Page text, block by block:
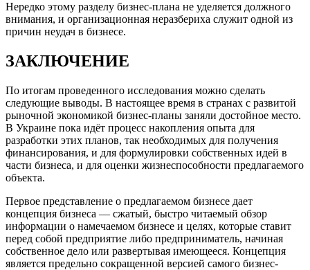
Нередко этому разделу бизнес-плана не уделяется должного
внимания, и организационная неразбериха служит одной из
причин неудач в бизнесе.
ЗАКЛЮЧЕНИЕ
По итогам проведенного исследования можно сделать
следующие выводы. В настоящее время в странах с развитой
рыночной экономикой бизнес-планы заняли достойное место.
В Украине пока идёт процесс накопления опыта для
разработки этих планов, так необходимых для получения
финансирования, и для формулировки собственных идей в
части бизнеса, и для оценки жизнеспособности предлагаемого
объекта.
Первое представление о предлагаемом бизнесе дает
концепция бизнеса — сжатый, быстро читаемый обзор
информации о намечаемом бизнесе и целях, которые ставит
перед собой предприятие либо предприниматель, начиная
собственное дело или развертывая имеющееся. Концепция
является предельно сокращенной версией самого бизнес-